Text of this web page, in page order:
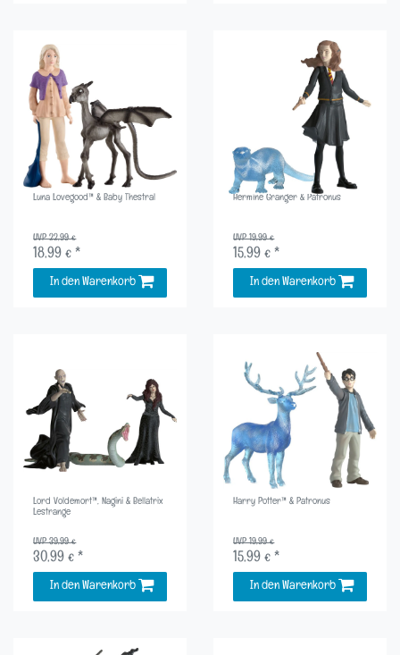
Luna Lovegood™ & Baby Thestral
UVP 22,99 €
18,99 € *
In den Warenkorb
Hermine Granger & Patronus
UVP 19,99 €
15,99 € *
In den Warenkorb
Lord Voldemort™, Nagini & Bellatrix
Lestrange
UVP 39,99 €
30,99 € *
In den Warenkorb
Harry Potter™ & Patronus
UVP 19,99 €
15,99 € *
In den Warenkorb